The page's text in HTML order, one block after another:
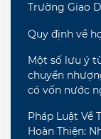
Trường Giao
Quy định về
Một số lưu ý
chuyển
có vốn nước
Pháp Luật Về
Hoàn Thiện: